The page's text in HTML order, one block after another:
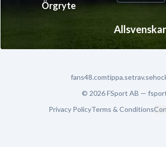
Örgryte
fans48.comtippa.setrav.se
© 2026 FSport AB —
Privacy PolicyTerms & Conditions